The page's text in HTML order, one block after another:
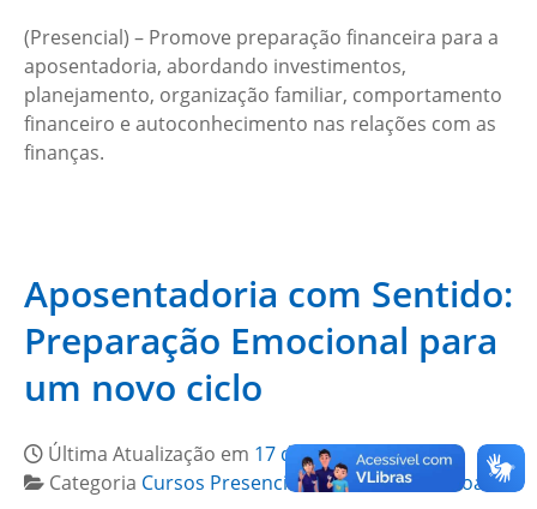
(Presencial) – Promove preparação financeira para a
aposentadoria, abordando investimentos,
planejamento, organização familiar, comportamento
financeiro e autoconhecimento nas relações com as
finanças.
Aposentadoria com Sentido:
Preparação Emocional para
um novo ciclo
Última Atualização em 17 de junho de 2026
Categoria Cursos Presenciais,Gestão de Pessoas